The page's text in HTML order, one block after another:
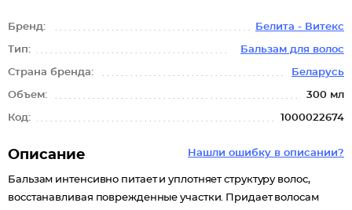
Бренд: Белита - Витекс
Тип: Бальзам для волос
Страна бренда: Беларусь
Объем: 300 мл
Код: 1000022674
Нашли ошибку в описании?
Описание
Бальзам интенсивно питает и уплотняет структуру волос,
восстанавливая поврежденные участки. Придает волосам